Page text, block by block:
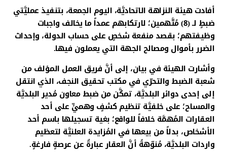
أفادت هيئة النزاهة الاتحاديَّة، اليوم الجمعة، بتنفيذ عمليَّتي
ضبطٍ لـ (8) مُتَّهمين؛ لارتكابهم عمداً ما يخالف واجبات
وظيفتهم؛ بقصد منفعة شخصٍ على حساب الدولة، وإحداث
الضرر بأموال ومصالح الجهة التي يعملون فيها.
وأشارت الهيئة في بيان، إلى أنَّ فريق العمل المؤلف من
شعبة الضبط والتحرّي في مكتب تحقيق النجف، الذي انتقل
إلى إحدى دوائر البلديَّة، تمكَّن من ضبط معاون مُدير البلديَّة
والمساح؛ على خلفيَّة تنظيم كشفٍ وهميٍّ على أحد
العقارات المُهمَّة خلافاً للواقع؛ بغية تسجيلها باسم أحد
الأشخاص، بدلاً من بيعها في المُزايدة العلنيَّة لتعظيم
واردات البلديَّة، مُنوّهةً أنَّ العقار عبارةٌ عن عرصةٍ فارغةٍ.